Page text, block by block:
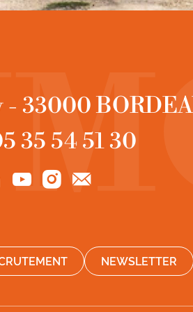
- 33000
35 54 51 30
NEWSLETTER